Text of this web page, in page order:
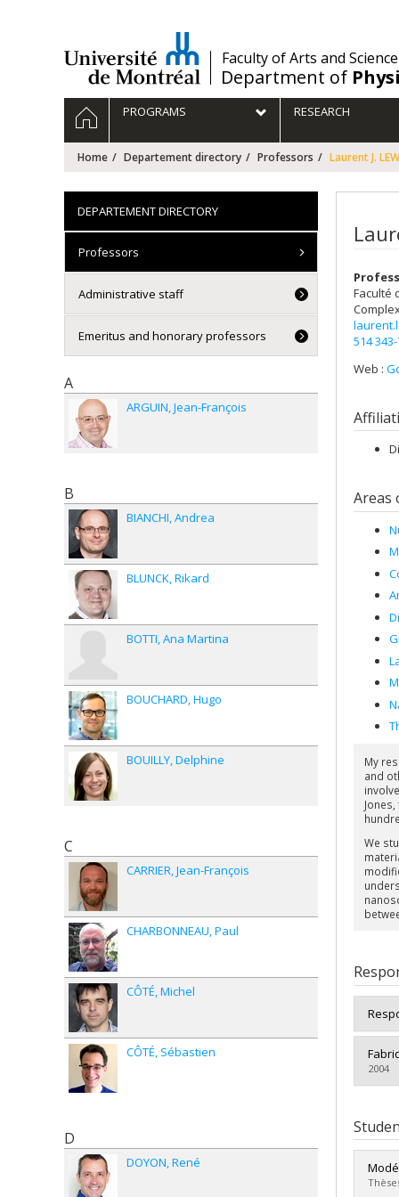
/Faculty of Arts and Science
Department of
Navigation
principale
HOMEPROGRAMS RESEARCH
Home Departement directory Professors Laurent J.
Faculté
514
Web :
Areas
My
and
We
2004
DEPARTEMENT DIRECTORY
Professors
Administrative staff
Emeritus and honorary professors
A
ARGUIN Jean-François
B
BIANCHI Andrea
BLUNCK Rikard
BOTTI Ana Martina
BOUCHARD Hugo
BOUILLY Delphine
C
CARRIER Jean-François
CHARBONNEAU Paul
CÔTÉ Michel
CÔTÉ Sébastien
D
DOYON René